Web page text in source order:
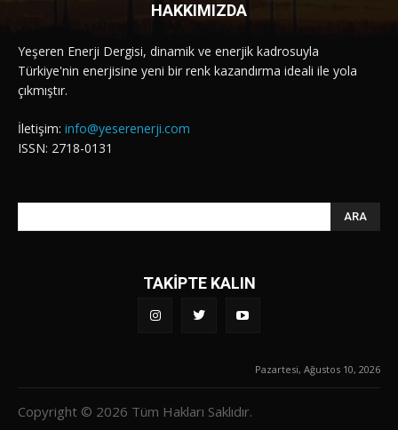
HAKKIMIZDA
Yeşeren Enerji Dergisi, dinamik ve enerjik kadrosuyla
Türkiye'nin enerjisine yeni bir renk kazandırma ideali ile yola
çıkmıştır.
İletişim: info@yeserenerji.com
ISSN: 2718-0131
ARA
TAKİPTE KALIN
Pazartesi, Ağustos 10, 2026
Copyright © 2026 Tüm Hakları Saklıdır.